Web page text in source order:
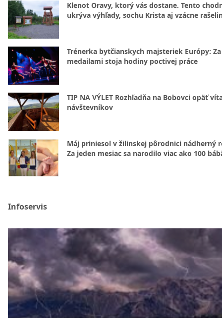
Klenot Oravy, ktorý vás dostane. Tento
ukrýva výhľady, sochu Krista aj vzácne
Trénerka bytčianskych majsteriek Európy: Za
medailami stoja hodiny poctivej práce
TIP NA VÝLET Rozhľadňa na Bobovci opäť
návštevníkov
Máj priniesol v žilinskej pôrodnici nádherný
Za jeden mesiac sa narodilo viac ako 100
Infoservis